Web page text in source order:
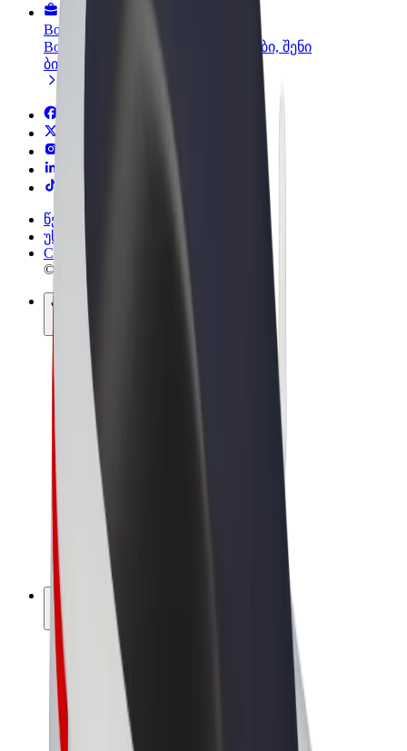
Bolt ბიზნესისთვის
Bolt-ის პროდუქტები და სერვისები, შენი
ბიზნესისთვის
წესები და პირობები
უსაფრთხოება
Cookies
© 2026 Bolt Technology OÜ
პროდუქტები
მგზავრობები
სკუტერები
Bolt Market
Bolt Food
Bolt Drive
Bolt ბიზნესისთვის
ელ. ბაიკი
Bolt Plus
გამოიმუშავე Bolt-თან ერთად
მძღოლები
მძღოლის შემოსავლები
კურიერები
კურიერის შემოსავლები